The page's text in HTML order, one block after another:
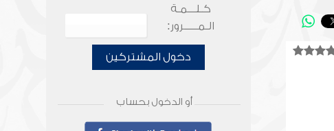
كـلـــمـة
الـمـــــرور:
دخول المشتركين
أو الدخول بحساب